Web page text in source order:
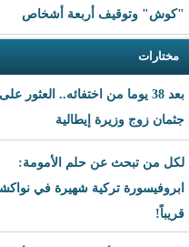
أشخاص
العثور على
الأمومة:
في نواكشوط